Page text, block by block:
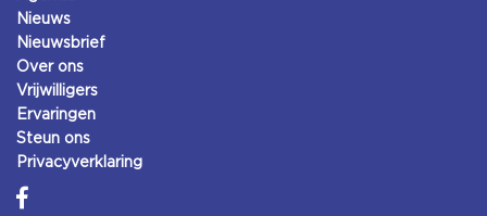
Nieuws
Nieuwsbrief
Over ons
Vrijwilligers
Ervaringen
Steun ons
Privacyverklaring